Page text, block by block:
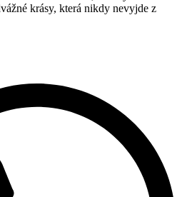
krásy, která nikdy nevyjde z